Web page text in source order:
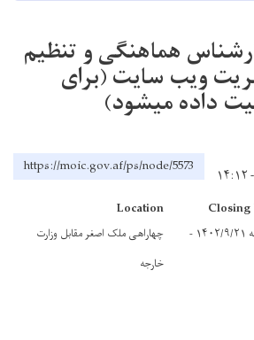
هماهنگی و تنظیم
ویب سایت (برای
داده میشود)
https://moic.gov.af/ps/node/5573
Closing
سه‌شنبه ۱۴۰۲/۹/۲۱ -
Location
چهاراهی ملک اصغر مقابل وزارت
خارجه